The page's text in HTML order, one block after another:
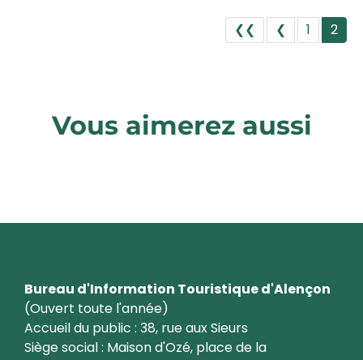
❮❮ ❮ 1 2
Vous aimerez aussi
Bureau d'Information Touristique d'Alençon
(Ouvert toute l'année)
Accueil du public : 38, rue aux Sieurs
Siège social : Maison d'Ozé, place de la